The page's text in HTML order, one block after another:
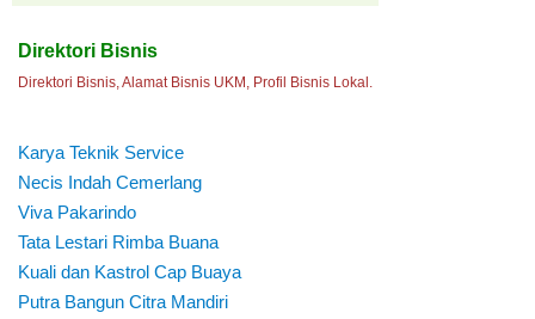
Direktori Bisnis
Direktori Bisnis, Alamat Bisnis UKM, Profil Bisnis Lokal.
Karya Teknik Service
Necis Indah Cemerlang
Viva Pakarindo
Tata Lestari Rimba Buana
Kuali dan Kastrol Cap Buaya
Putra Bangun Citra Mandiri